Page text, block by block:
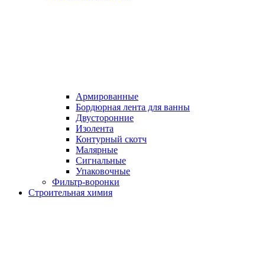
Армированные
Бордюрная лента для ванны
Двусторонние
Изолента
Контурный скотч
Малярные
Сигнальные
Упаковочные
Фильтр-воронки
Строительная химия